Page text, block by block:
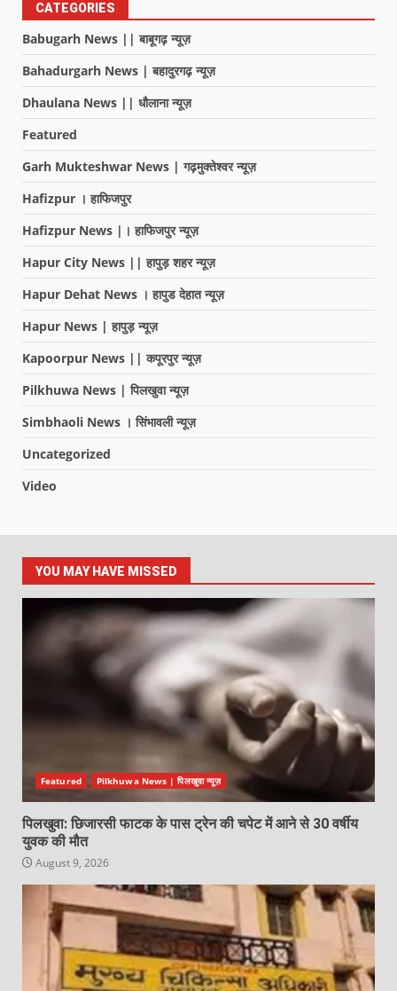
CATEGORIES
Babugarh News || बाबूगढ़ न्यूज़
Bahadurgarh News | बहादुरगढ़ न्यूज़
Dhaulana News || धौलाना न्यूज़
Featured
Garh Mukteshwar News | गढ़मुक्तेश्वर न्यूज़
Hafizpur । हाफिजपुर
Hafizpur News |। हाफिजपुर न्यूज़
Hapur City News || हापुड़ शहर न्यूज़
Hapur Dehat News । हापुड देहात न्यूज़
Hapur News | हापुड़ न्यूज़
Kapoorpur News || कपूरपुर न्यूज़
Pilkhuwa News | पिलखुवा न्यूज़
Simbhaoli News । सिंभावली न्यूज़
Uncategorized
Video
YOU MAY HAVE MISSED
Featured Pilkhuwa News | पिलखुवा न्यूज़
पिलखुवा: छिजारसी फाटक के पास ट्रेन की चपेट में आने से 30 वर्षीय
युवक की मौत
August 9, 2026